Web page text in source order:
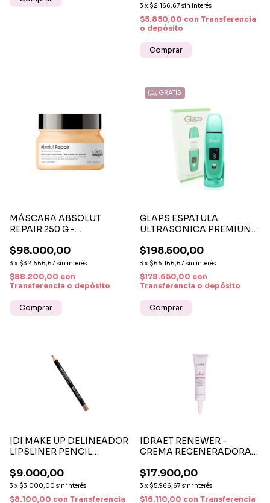
3 x $2.166,67 sin interés
$5.850,00 con Transferencia
o depósito
MÁSCARA ABSOLUT
REPAIR 250 G -
PARA CABELLO DAÑADO
$98.000,00
3 x $32.666,67 sin interés
$88.200,00 con
Transferencia o depósito
GRATIS
GLAPS ESPATULA
ULTRASONICA PREMIUN
$198.500,00
3 x $66.166,67 sin interés
$178.650,00 con
Transferencia o depósito
IDI MAKE UP DELINEADOR
LIPSLINER PENCIL
$9.000,00
3 x $3.000,00 sin interés
$8.100,00 con Transferencia
IDRAET RENEWER -
CREMA REGENERADORA
$17.900,00
3 x $5.966,67 sin interés
$16.110,00 con Transferencia